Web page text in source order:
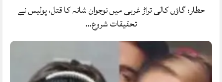
حطار: گاؤں کالی تراڑ غربی میں نوجوان شانہ کا قتل، پولیس نے
تحقیقات شروع…